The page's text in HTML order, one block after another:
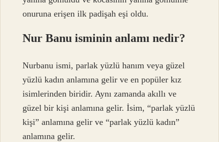
onuruna erişen ilk padişah eşi oldu.
Nur Banu isminin anlamı nedir?
Nurbanu ismi, parlak yüzlü hanım veya güzel
yüzlü kadın anlamına gelir ve en popüler kız
isimlerinden biridir. Aynı zamanda akıllı ve
güzel bir kişi anlamına gelir. İsim, “parlak yüzlü
kişi” anlamına gelir ve “parlak yüzlü kadın”
anlamına gelir.